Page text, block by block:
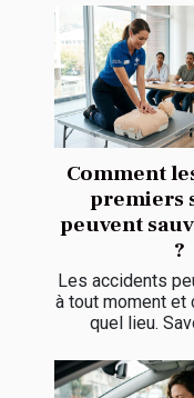
Comment
premiers
peuvent
?
Les accidents
à tout moment et
quel lieu.